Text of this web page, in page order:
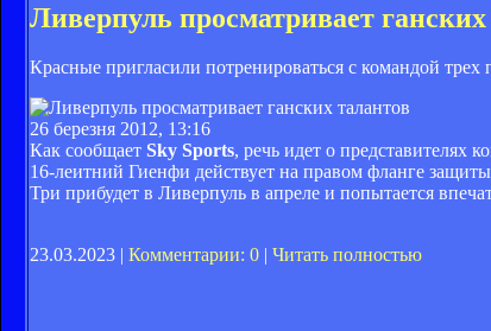
Ливерпуль просматривает ганских
Красные пригласили потренироваться с командой
26 березня 2012, 13:16
Как сообщает Sky Sports, речь идет о
16-леитний Гиенфи действует на правом фланге
Три прибудет в Ливерпуль в апреле и попытается
23.03.2023 | Комментарии: 0 Читать полностью